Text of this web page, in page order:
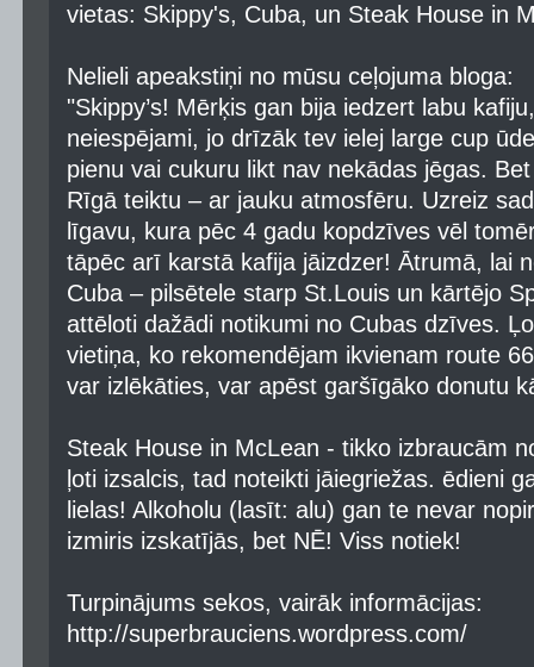
vietas: Skippy's, Cuba, un Steak House in
Nelieli apeakstiņi no mūsu ceļojuma bloga:
"Skippy’s! Mērķis gan bija iedzert labu
neiespējami, jo drīzāk tev ielej large cup
pienu vai cukuru likt nav nekādas jēgas.
Rīgā teiktu – ar jauku atmosfēru. Uzreiz
līgavu, kura pēc 4 gadu kopdzīves vēl
tāpēc arī karstā kafija jāizdzer! Ātrumā, lai
Cuba – pilsētele starp St.Louis un kārtējo
attēloti dažādi notikumi no Cubas dzīves.
vietiņa, ko rekomendējam ikvienam route
var izlēkāties, var apēst garšīgāko donutu
Steak House in McLean - tikko izbraucām
ļoti izsalcis, tad noteikti jāiegriežas. ēdieni
lielas! Alkoholu (lasīt: alu) gan te nevar
izmiris izskatījās, bet NĒ! Viss notiek!
Turpinājums sekos, vairāk informācijas:
http://superbrauciens.wordpress.com/